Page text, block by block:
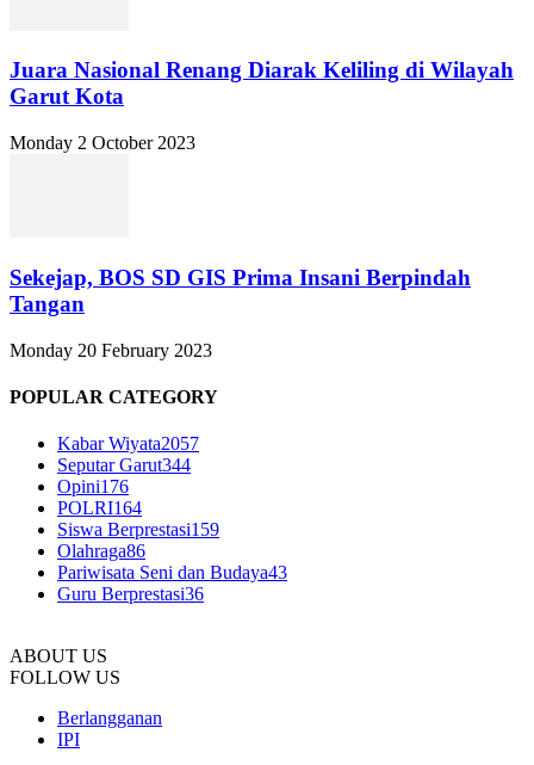
Juara Nasional Renang Diarak Keliling di Wilayah
Garut Kota
Monday 2 October 2023
Sekejap, BOS SD GIS Prima Insani Berpindah
Tangan
Monday 20 February 2023
POPULAR CATEGORY
Kabar Wiyata2057
Seputar Garut344
Opini176
POLRI164
Siswa Berprestasi159
Olahraga86
Pariwisata Seni dan Budaya43
Guru Berprestasi36
ABOUT US
FOLLOW US
Berlangganan
IPI